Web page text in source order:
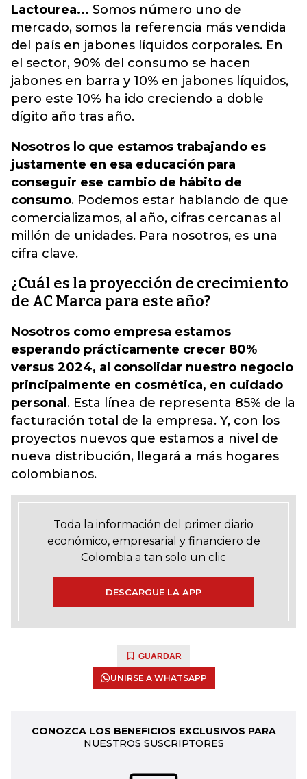
Lactourea... Somos número uno de
mercado, somos la referencia más vendida
del país en jabones líquidos corporales. En
el sector, 90% del consumo se hacen
jabones en barra y 10% en jabones líquidos,
pero este 10% ha ido creciendo a doble
dígito año tras año.
Nosotros lo que estamos trabajando es
justamente en esa educación para
conseguir ese cambio de hábito de
consumo. Podemos estar hablando de que
comercializamos, al año, cifras cercanas al
millón de unidades. Para nosotros, es una
cifra clave.
¿Cuál es la proyección de crecimiento
de AC Marca para este año?
Nosotros como empresa estamos
esperando prácticamente crecer 80%
versus 2024, al consolidar nuestro negocio
principalmente en cosmética, en cuidado
personal . Esta línea de representa 85% de la
facturación total de la empresa. Y, con los
proyectos nuevos que estamos a nivel de
nueva distribución, llegará a más hogares
colombianos.
Toda la información del primer diario
económico, empresarial y financiero de
Colombia a tan solo un clic
DESCARGUE LA APP
GUARDAR
UNIRSE A WHATSAPP
CONOZCA LOS BENEFICIOS EXCLUSIVOS PARA
NUESTROS SUSCRIPTORES